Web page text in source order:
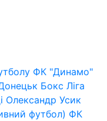
ФК "Динамо"
Бокс Ліга
Олександр Усик
футбол) ФК